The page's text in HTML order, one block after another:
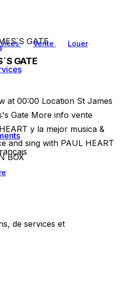
Vente
Louer
GATE
GATE
at 00:00 Location St James
Gate More info vente
y la mejor musica &
and sing with PAUL HEART
BOX
de services et